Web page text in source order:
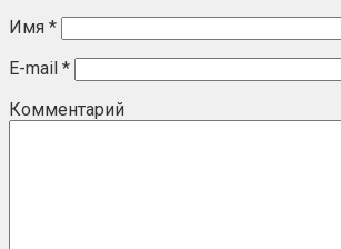
Имя *
E-mail *
Комментарий